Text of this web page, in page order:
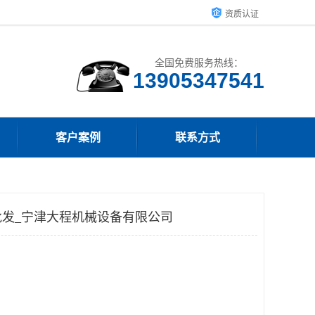
资质认证
全国免费服务热线：
13905347541
客户案例 联系方式
_宁津大程机械设备有限公司